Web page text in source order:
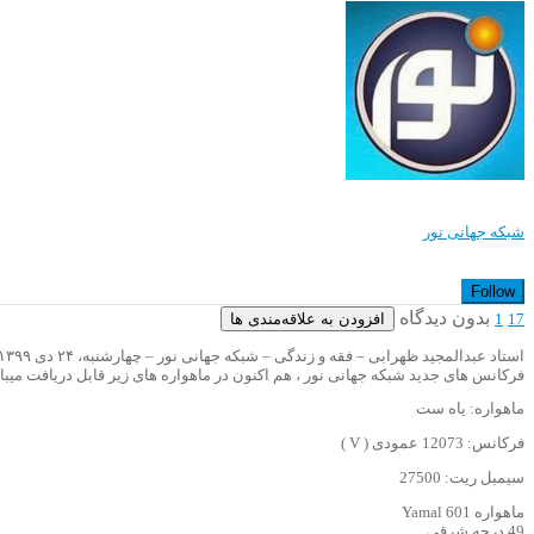
شبکه جهانی نور
Follow
17
1 بدون دیدگاه افزودن به علاقه‌مندی ها
استاد عبدالمجید ظهرابی – فقه و زندگی – شبکه جهانی نور – چهارشنبه، ۲۴ دی ۱۳۹۹
فرکانس های جدید شبکه جهانی نور ، هم اکنون در ماهواره های زیر قابل دریافت
ماهواره: یاه ست
فرکانس: 12073 عمودی ( V )
سیمبل ریت: 27500
ماهواره Yamal 601